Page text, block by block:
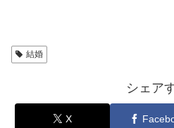
結婚
シェア
X